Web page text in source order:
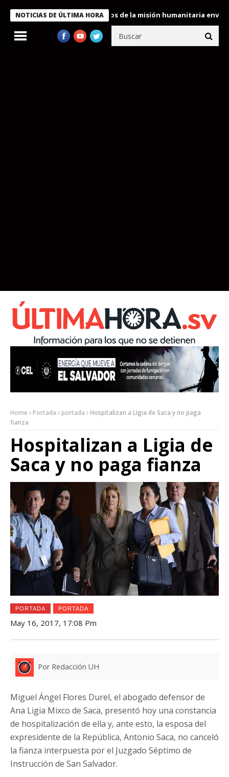
NOTICIAS DE ÚLTIMA HORA
condecora a miembros de la misión humanitaria enviada a
Home Portada portada
Hospitalizan a Ligia de Saca y no paga
fianza
Hospitalizan a Ligia de
Saca y no paga fianza
PORTADA PORTADA
May 16, 2017, 17:08 Pm
Por Redacción UH
Miguel Ángel Flores Durel, el abogado defensor de
Ana Ligia Mixco de Saca, presentó hoy una constancia
de hospitalización de ella y, ante esto, la esposa del
expresidente de la República, Antonio Saca, no canceló
la fianza interpuesta por el Juzgado Séptimo de
Instrucción de San Salvador.